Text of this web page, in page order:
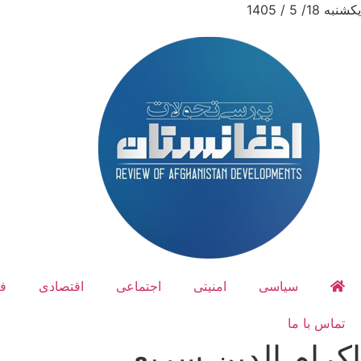
یکشنبه 18/ 5 / 1405
سیاسی امنیتی اجتماعی اقتصادی
تماس با ما